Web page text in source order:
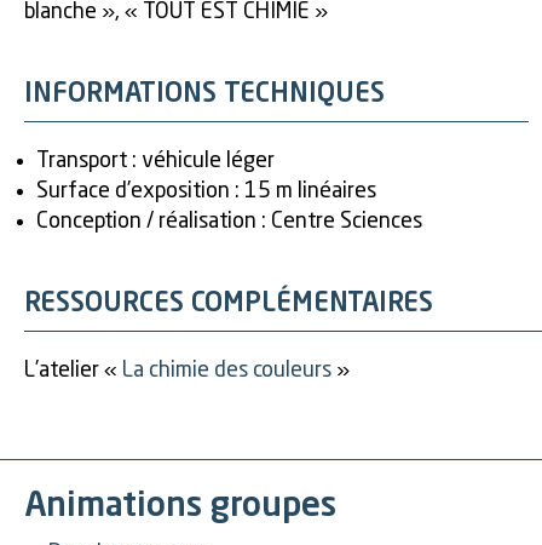
blanche », « TOUT EST CHIMIE »
INFORMATIONS TECHNIQUES
Transport : véhicule léger
Surface d’exposition : 15 m linéaires
Conception / réalisation : Centre Sciences
RESSOURCES COMPLÉMENTAIRES
L’atelier « La chimie des couleurs »
Animations groupes